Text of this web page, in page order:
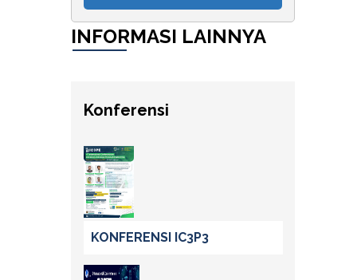
INFORMASI LAINNYA
Konferensi
KONFERENSI IC3P3